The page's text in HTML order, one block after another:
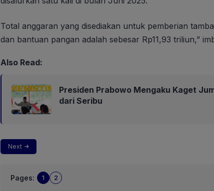
Total anggaran yang disediakan untuk pemberian
dan bantuan pangan adalah sebesar Rp11,93 triliun,”
Also Read:
Presiden Prabowo Mengaku Kaget
dari Seribu
Next
Pages: 1 2